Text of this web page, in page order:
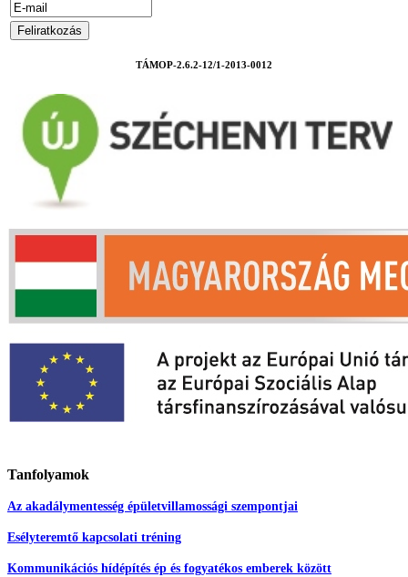
TÁMOP-2.6.2-12/1-2013-0012
Tanfolyamok
Az akadálymentesség épületvillamossági szempontjai
Esélyteremtő kapcsolati tréning
Kommunikációs hídépítés ép és fogyatékos emberek között